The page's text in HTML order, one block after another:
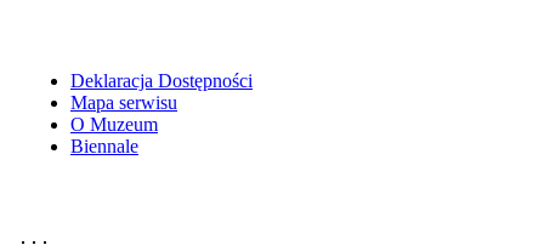
Deklaracja Dostępności
Mapa serwisu
O Muzeum
Biennale